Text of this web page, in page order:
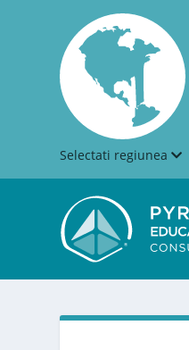
Selectati regiunea